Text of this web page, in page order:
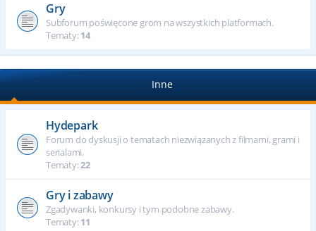
Gry
Subforum poświęcone grom na wszystkich platformach.
Tematy:14
Inne
Hydepark
Forum do dyskusji o tematach niezwiązanych z filmami, grami i
serialami.
Tematy:22
Gry i zabawy
Zgadywanki, konkursy i tym podobne zabawy.
Tematy:11